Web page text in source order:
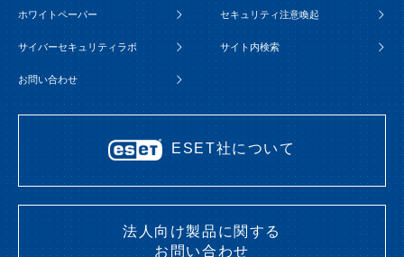
ホワイトペーパー セキュリティ注意喚起
サイバーセキュリティラボ サイト内検索
お問い合わせ
ESET社について
法人向け製品に関する
お問い合わせ